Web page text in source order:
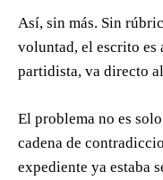
Así, sin más. Sin
voluntad, el escrito es
partidista, va directo
El problema no es
cadena de
expediente ya estaba